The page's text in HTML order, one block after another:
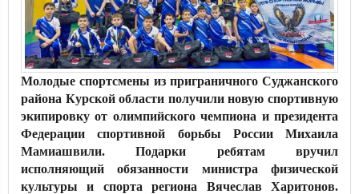
Молодые спортсмены из приграничного Суджанского
района Курской области получили новую спортивную
экипировку от олимпийского чемпиона и президента
Федерации спортивной борьбы России Михаила
Мамиашвили. Подарки ребятам вручил
исполняющий обязанности министра физической
культуры и спорта региона Вячеслав Харитонов.